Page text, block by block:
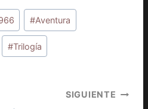
#Aventura
#Trilogía
SIGUIENTE